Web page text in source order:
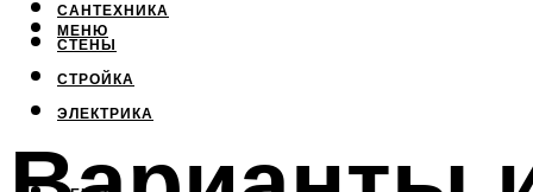
САНТЕХНИКА
СТЕНЫ
СТРОЙКА
ЭЛЕКТРИКА
МЕНЮ